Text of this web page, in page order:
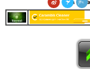
Похвалить
в
социалках:
Мой
Sina